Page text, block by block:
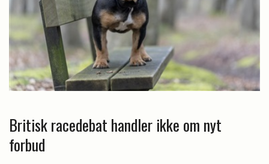
Britisk racedebat handler ikke om nyt
forbud